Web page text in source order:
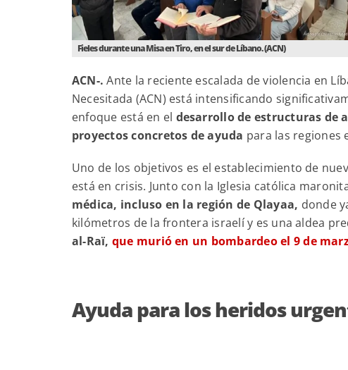
Fieles durante una Misa en Tiro, en el sur de Líbano. (ACN)
ACN-.Ante la reciente escalada de violencia en
Necesitada (ACN) está intensificando
enfoque está en el desarrollo de estructuras de
proyectos concretos de ayuda para las regiones
Uno de los objetivos es el establecimiento de
está en crisis. Junto con la Iglesia católica
médica, incluso en la región de Qlayaa, donde
kilómetros de la frontera israelí y es una aldea
al-Raï, que murió en un bombardeo el 9 de
Ayuda para los heridos